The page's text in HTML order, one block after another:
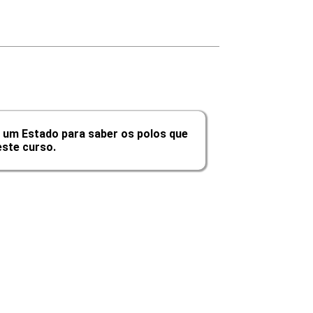
60h
Horária
um Estado para saber os polos que
curso.